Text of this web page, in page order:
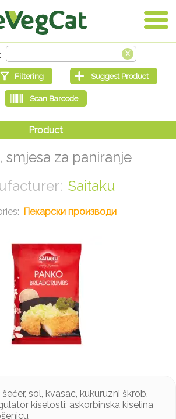
smjesa za paniranje
Saitaku
Пекарски производи
sol, kvasac, kukuruzni škrob,
kiselosti: askorbinska kiselina